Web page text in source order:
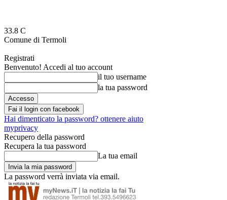
33.8 C
Comune di Termoli
Registrati
Benvenuto! Accedi al tuo account
il tuo username
la tua password
Fai il login con facebook
Hai dimenticato la password? ottenere aiuto
myprivacy
Recupero della password
Recupera la tua password
La tua email
La password verrà inviata via email.